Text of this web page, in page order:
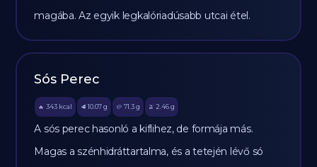
magába. Az egyik legkalóriadúsabb utcai étel.
Sós Perec
🔥 343 kcal 🥩 10.07 g 🥔 71.3g 🫒 2.46 g
A sós perec hasonló a kiflihez, de formája más.
Magas a szénhidráttartalma, és a tetején lévő só